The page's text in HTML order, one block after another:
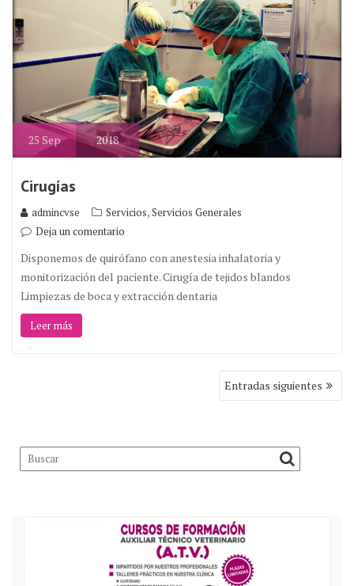
25 Sep 2018
Cirugías
admincvse Servicios,Servicios Generales
Deja un comentario
Disponemos de quirófano con anestesia inhalatoria y
monitorización del paciente. Cirugía de tejidos blandos
Limpiezas de boca y extracción dentaria
Leer más
Entradas siguientes